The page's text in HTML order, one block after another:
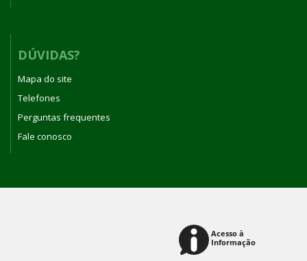
DÚVIDAS?
Mapa do site
Telefones
Perguntas frequentes
Fale conosco